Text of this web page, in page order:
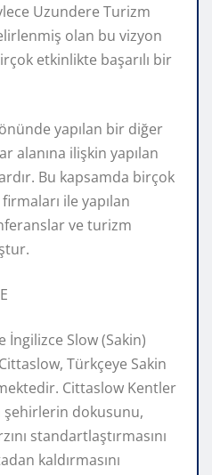
Uzundere Turizm
olan bu vizyon
etkinlikte başarılı bir
yapılan bir diğer
alanına ilişkin yapılan
Bu kapsamda birçok
ile yapılan
ve turizm
İngilizce Slow (Sakin)
Türkçeye Sakin
Cittaslow Kentler
şehirlerin dokusunu,
standartlaştırmasını
kaldırmasını